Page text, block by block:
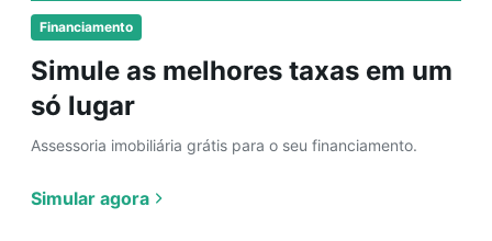
Financiamento
Simule as melhores taxas em um
só lugar
Assessoria imobiliária grátis para o seu financiamento.
Simular agora